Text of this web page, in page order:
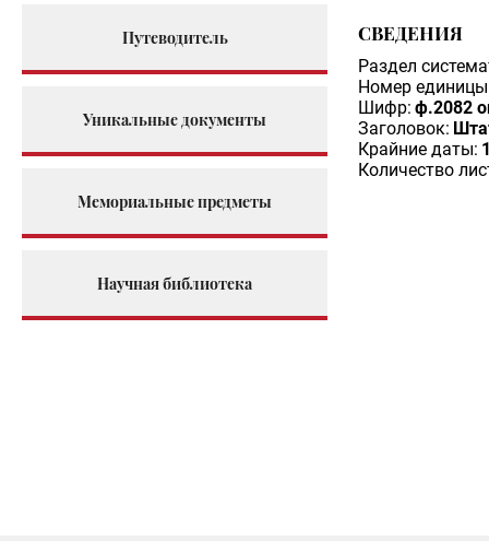
Путеводитель
Уникальные документы
Мемориальные предметы
Научная библиотека
СВЕДЕНИЯ
Раздел
Номер единицы
Шифр: ф.2082
Заголовок:
Крайние даты:
Количество